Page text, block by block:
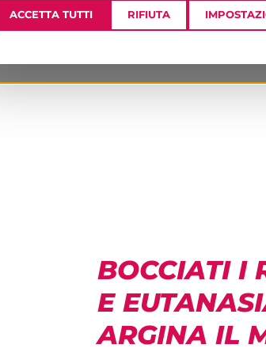
BOCCIATI I
E
ARGINA IL
ACCETTA TUTTI RIFIUTA